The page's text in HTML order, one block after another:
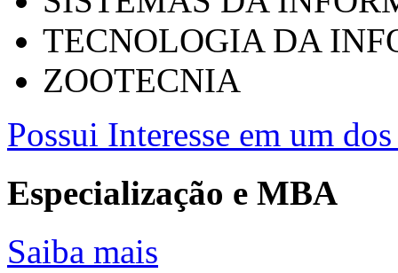
TECNOLOGIA DA
ZOOTECNIA
Possui Interesse em um
Especialização e MBA
Saiba mais